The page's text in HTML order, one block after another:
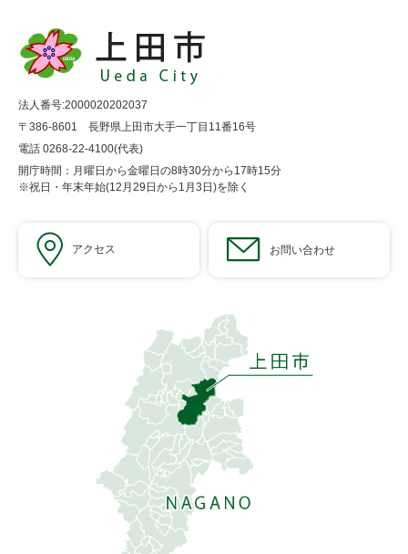
法人番号:2000020202037
〒386-8601 長野県上田市大手一丁目11番16号
電話 0268-22-4100(代表)
開庁時間：月曜日から金曜日の8時30分から17時15分
※祝日・年末年始(12月29日から1月3日)を除く
アクセス お問い合わせ